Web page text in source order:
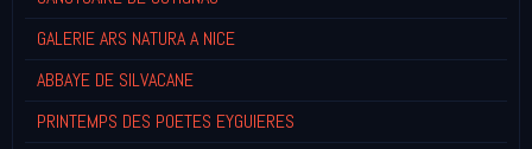
GALERIE ARS NATURA A NICE
ABBAYE DE SILVACANE
PRINTEMPS DES POETES EYGUIERES